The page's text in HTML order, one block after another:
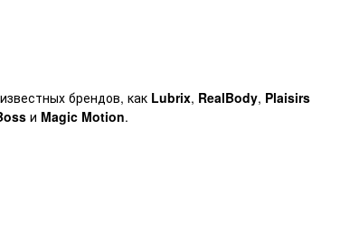
брендов, как Lubrix, RealBody, Plaisirs
и Magic Motion.